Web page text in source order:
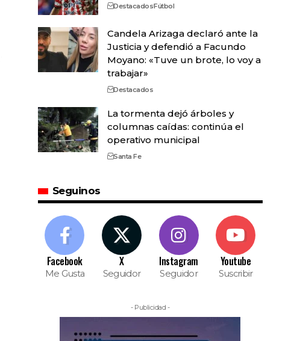
DestacadosFútbol
Candela Arizaga declaró ante la
Justicia y defendió a Facundo
Moyano: «Tuve un brote, lo voy a
trabajar»
Destacados
La tormenta dejó árboles y
columnas caídas: continúa el
operativo municipal
Santa Fe
Seguinos
Facebook
Me Gusta
X
Seguidor
Instagram
Seguidor
Youtube
Suscribir
- Publicidad -